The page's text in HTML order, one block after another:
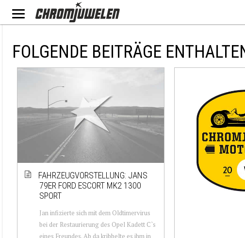
FOLGENDE BEITRÄGE
FAHRZEUGVORSTELLUNG: JANS
79ER FORD ESCORT MK2 1300
SPORT
Jan infizierte sich mit dem Oldtimervirus
bei der Restaurierung des Opel Kadett C`s
eines Freundes. Ab da kribbelte es ihm in